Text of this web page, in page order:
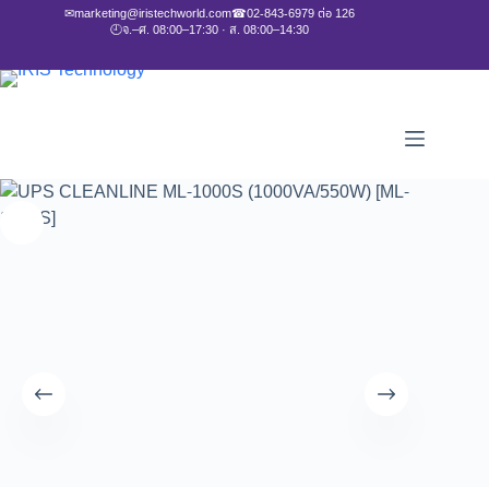
✉marketing@iristechworld.com☎02-843-6979 ต่อ 126
🕘จ.–ศ. 08:00–17:30 · ส. 08:00–14:30